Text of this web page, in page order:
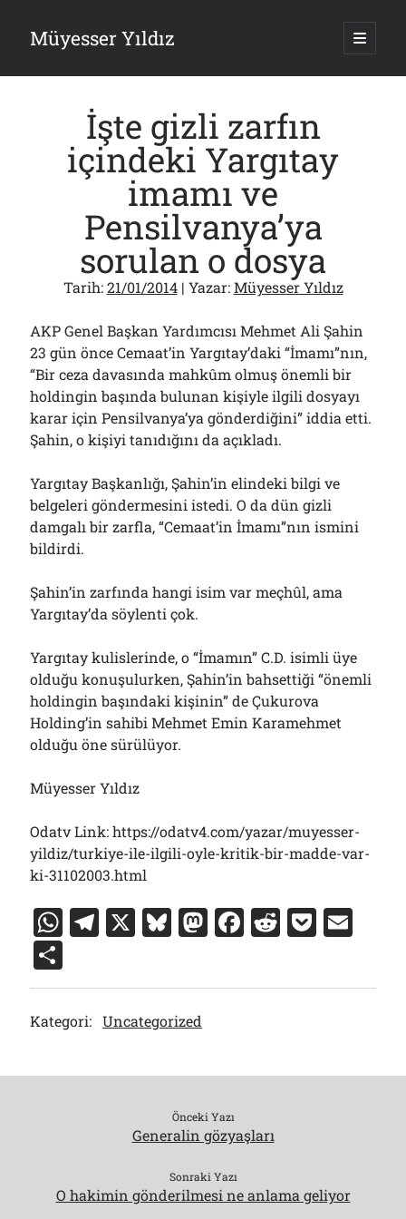
Müyesser Yıldız ana
Yan
Menü
Gazi’den Milletvekillerine Kurşun Gibi Sözler!..
Türkiye 2.0’a Gidiş!..
05/08/2026
03/08/2026
Er Gaziler 20 Gün Sonra Gelen MSB Heyetine Böyle İsyan Etti:“Bizi
Teröristlere G……yle Güldürdünüz”
01/08/2026
Papazın “Komutanı” Ayasofya ve Patrikhane İçin ABD’yi Göreve
Çağırdı!..
31/07/2026
Arşivler
Arşivler
İşte gizli zarfın
içindeki Yargıtay
imamı ve
Pensilvanya’ya
sorulan o dosya
Tarih:21/01/2014| Yazar:Müyesser Yıldız
AKP Genel Başkan Yardımcısı Mehmet Ali Şahin
23 gün önce Cemaat’in Yargıtay’daki “İmamı”nın,
“Bir ceza davasında mahkûm olmuş önemli bir
holdingin başında bulunan kişiyle ilgili dosyayı
karar için Pensilvanya’ya gönderdiğini” iddia etti.
Şahin, o kişiyi tanıdığını da açıkladı.
Yargıtay Başkanlığı, Şahin’in elindeki bilgi ve
belgeleri göndermesini istedi. O da dün gizli
damgalı bir zarfla, “Cemaat’in İmamı”nın ismini
bildirdi.
Şahin’in zarfında hangi isim var meçhûl, ama
Yargıtay’da söylenti çok.
Yargıtay kulislerinde, o “İmamın” C.D. isimli üye
olduğu konuşulurken, Şahin’in bahsettiği “önemli
holdingin başındaki kişinin” de Çukurova
Holding’in sahibi Mehmet Emin Karamehmet
olduğu öne sürülüyor.
Müyesser Yıldız
Odatv Link: https://odatv4.com/yazar/muyesser-
yildiz/turkiye-ile-ilgili-oyle-kritik-bir-madde-var-
ki-31102003.html
W
at
s
A
p
T
e
gr
a
m
X Bl
e
s
k
y
M
st
o
F
c
o
k
R
d
P
c ai
h
ar
e
Kategori: Uncategorized
Önceki Yazı
Generalin gözyaşları
Sonraki Yazı
O hakimin gönderilmesi ne anlama geliyor